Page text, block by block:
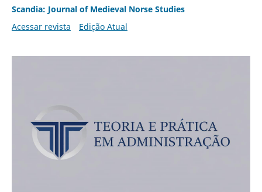
Scandia: Journal of Medieval Norse Studies
Acessar revista
Edição Atual